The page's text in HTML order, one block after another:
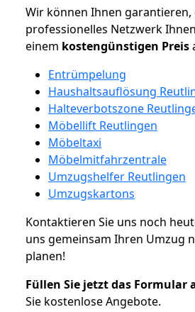
Wir können Ihnen garantieren,
professionelles Netzwerk
einem kostengünstigen Preis
Entrümpelung
Haushaltsauflösung
Halteverbotszone
Möbellift Reutlingen
Möbeltaxi
Möbelmitfahrzentrale
Umzugshelfer Reutlingen
Umzugskartons
Kontaktieren Sie uns noch
uns gemeinsam Ihren Umzug
planen!
Füllen Sie jetzt das Formular
Sie kostenlose Angebote.